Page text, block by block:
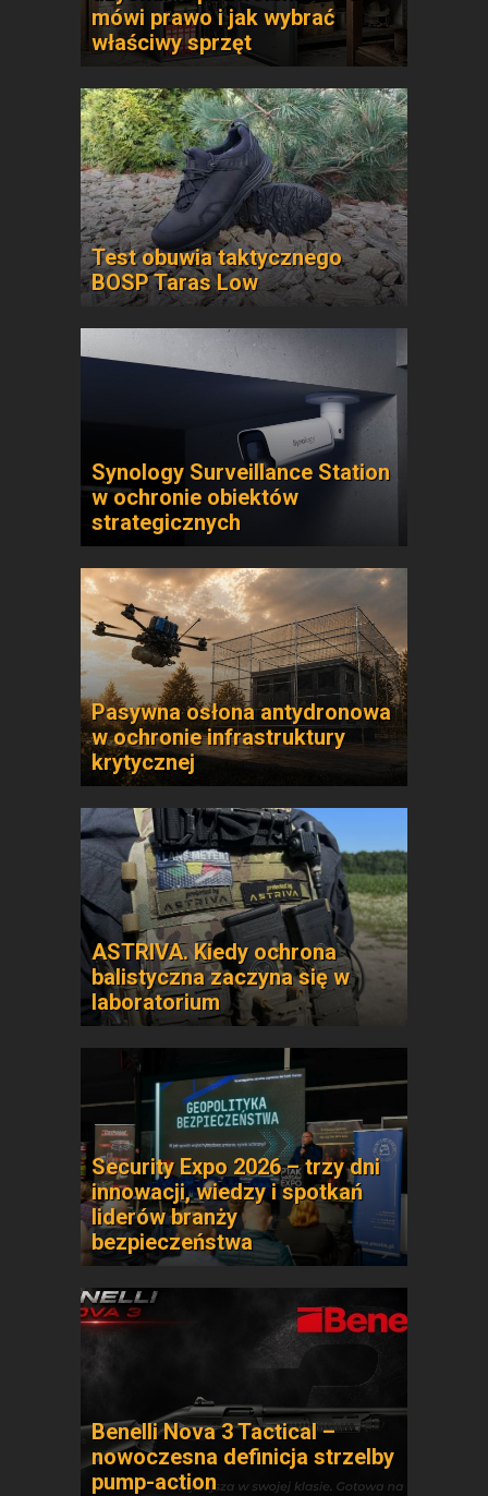
mówi prawo i jak wybrać
właściwy sprzęt
Test obuwia taktycznego
BOSP Taras Low
Synology Surveillance Station
w ochronie obiektów
strategicznych
Pasywna osłona antydronowa
w ochronie infrastruktury
krytycznej
ASTRIVA. Kiedy ochrona
balistyczna zaczyna się w
laboratorium
Security Expo 2026 – trzy dni
innowacji, wiedzy i spotkań
liderów branży
bezpieczeństwa
Benelli Nova 3 Tactical –
nowoczesna definicja strzelby
pump-action